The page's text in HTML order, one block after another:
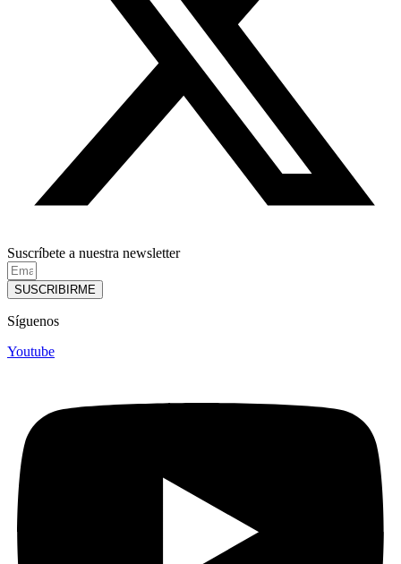
Suscríbete a nuestra newsletter
SUSCRIBIRME
Síguenos
Youtube